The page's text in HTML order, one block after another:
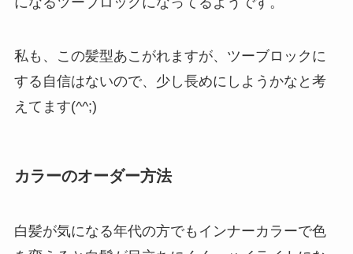
私も、この髪型あこがれますが、ツーブロックに
する自信はないので、少し長めにしようかなと考
えてます(^^;)
カラーのオーダー方法
白髪が気になる年代の方でもインナーカラーで色